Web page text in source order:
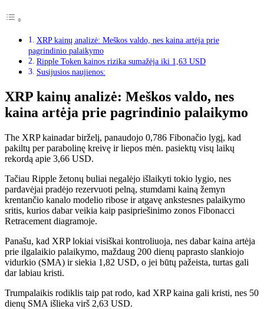
XRP kainų analizė: Meškos valdo, nes kaina artėja prie
pagrindinio palaikymo
Ripple Token kainos rizika sumažėja iki 1,63 USD
Susijusios naujienos:
XRP kainų analizė: Meškos valdo, nes
kaina artėja prie pagrindinio palaikymo
The XRP kainadar birželį, panaudojo 0,786 Fibonačio lygį, kad
pakiltų per parabolinę kreivę ir liepos mėn. pasiektų visų laikų
rekordą apie 3,66 USD.
Tačiau Ripple žetonų buliai negalėjo išlaikyti tokio lygio, nes
pardavėjai pradėjo rezervuoti pelną, stumdami kainą žemyn
krentančio kanalo modelio ribose ir atgavę ankstesnes palaikymo
sritis, kurios dabar veikia kaip pasipriešinimo zonos Fibonacci
Retracement diagramoje.
Panašu, kad XRP lokiai visiškai kontroliuoja, nes dabar kaina artėja
prie ilgalaikio palaikymo, maždaug 200 dienų paprasto slankiojo
vidurkio (SMA) ir siekia 1,82 USD, o jei būtų pažeista, turtas gali
dar labiau kristi.
Trumpalaikis rodiklis taip pat rodo, kad XRP kaina gali kristi, nes 50
dienų SMA išlieka virš 2,63 USD.